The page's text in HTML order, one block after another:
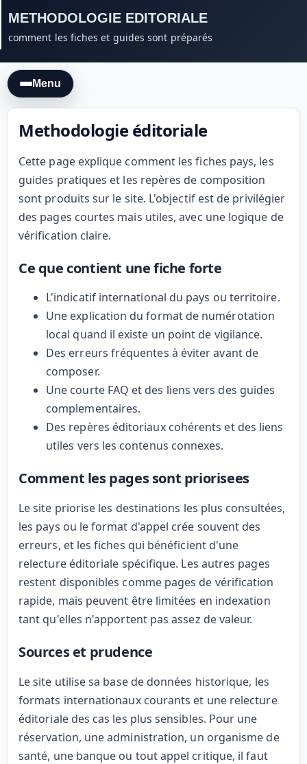
METHODOLOGIE EDITORIALE
comment les fiches et guides sont préparés
Menu
Methodologie éditoriale
Cette page explique comment les fiches pays, les
guides pratiques et les repères de composition
sont produits sur le site. L'objectif est de privilégier
des pages courtes mais utiles, avec une logique de
vérification claire.
Ce que contient une fiche forte
L'indicatif international du pays ou territoire.
Une explication du format de numérotation
local quand il existe un point de vigilance.
Des erreurs fréquentes à éviter avant de
composer.
Une courte FAQ et des liens vers des guides
complementaires.
Des repères éditoriaux cohérents et des liens
utiles vers les contenus connexes.
Comment les pages sont priorisees
Le site priorise les destinations les plus consultées,
les pays ou le format d'appel crée souvent des
erreurs, et les fiches qui bénéficient d'une
relecture éditoriale spécifique. Les autres pages
restent disponibles comme pages de vérification
rapide, mais peuvent être limitées en indexation
tant qu'elles n'apportent pas assez de valeur.
Sources et prudence
Le site utilise sa base de données historique, les
formats internationaux courants et une relecture
éditoriale des cas les plus sensibles. Pour une
réservation, une administration, un organisme de
santé, une banque ou tout appel critique, il faut